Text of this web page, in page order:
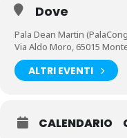
Dove
Pala Dean Martin
Via Aldo Moro, 65015
ALTRI EVENTI
CALENDARIO